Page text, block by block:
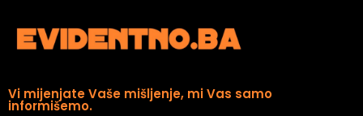
Vi mijenjate Vaše mišljenje, mi Vas samo
informišemo.